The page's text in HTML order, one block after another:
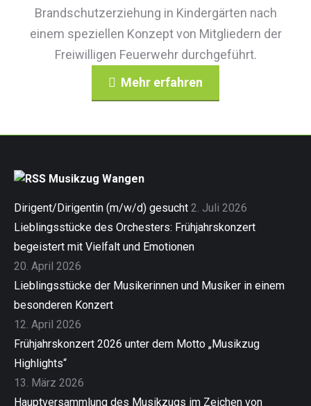
Brandschutzerziehung in Kindergärten nach
einem speziellen Konzept von Mitgliedern der
Freiwilligen Feuerwehr durchgeführt.
Mehr erfahren
Musikzug Wangen
Dirigent/Dirigentin (m/w/d) gesucht 2. Juli 2026
Lieblingsstücke des Orchesters: Frühjahrskonzert
begeistert mit Vielfalt und Emotionen
20. April 2026
Lieblingsstücke der Musikerinnen und Musiker in einem
besonderen Konzert
12. April 2026
Frühjahrskonzert 2026 unter dem Motto „Musikzug
Highlights“
13. März 2026
Hauptversammlung des Musikzugs im Zeichen von